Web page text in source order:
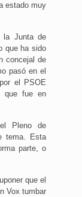
estado muy
la Junta de
que ha sido
concejal de
pasó en el
el PSOE
que fue en
Pleno de
tema. Esta
parte, o
que el
Vox tumbar